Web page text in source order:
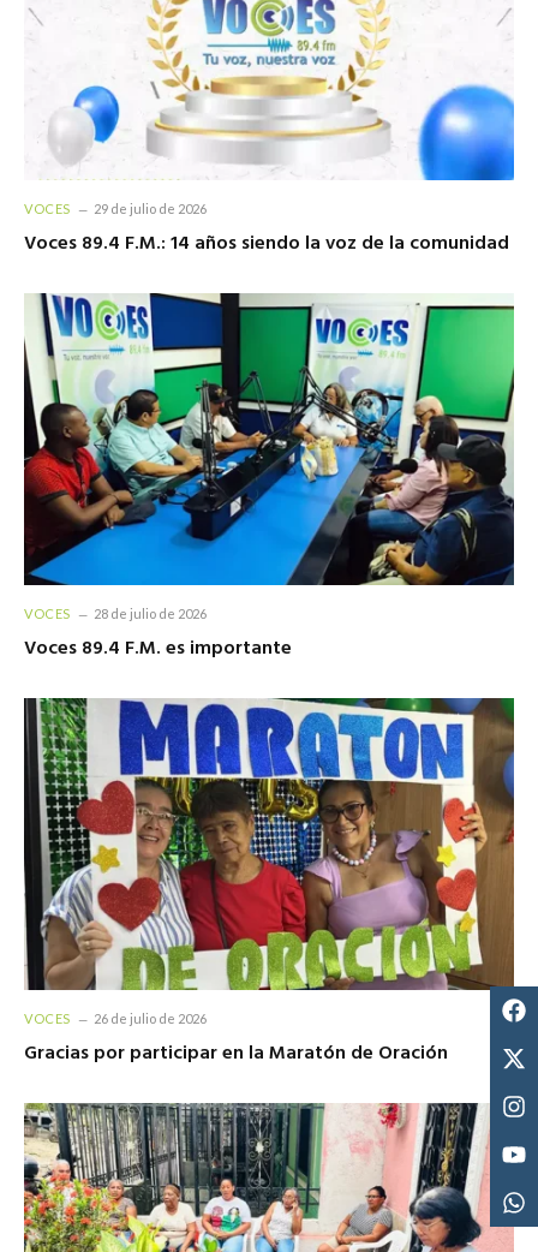
VOCES 29 de julio de 2026
Voces 89.4 F.M.: 14 años siendo la voz de la comunidad
VOCES 28 de julio de 2026
Voces 89.4 F.M. es importante
VOCES 26 de julio de 2026
Gracias por participar en la Maratón de Oración